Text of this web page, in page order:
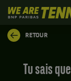
We
are
Tennis
by
RETOUR
Tu sais que l’Open d’Australie commence